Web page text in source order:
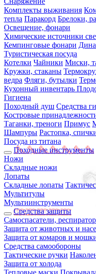
Комплекты выживания
тепла Паракорд Брелоки,
Освещение, фонари
Химические источники
Кемпинговые фонари
Туристическая посуда
Котелки Чайники Миски,
Кружки, стаканы
ведра Фляги, бутылки
Кухонный инвентарь
Гигиена
Походный душ Средства
Костровые
Таганки, треноги Примус
Шампуры Растопка,
Посуда из титана
Походные инструменты
Ножи
Складные ножи
Лопаты
Складные лопаты
Мультитулы
Мультиинструменты
Средства защиты
Самоспасатели,
Защита от животных и
Защита от комаров и
Средства самообороны
Тактические ручки
Защита от холода